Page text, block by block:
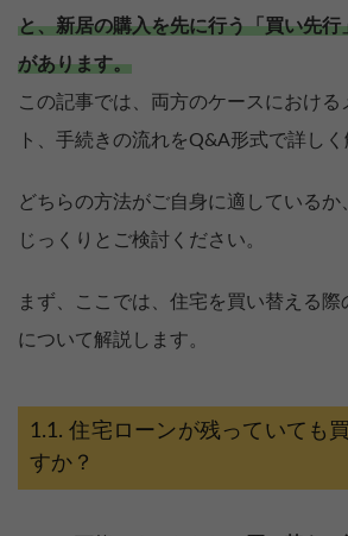
と、新居の購入を先に行う「買い先行
があります。
この記事では、両方のケースにおける
ト、手続きの流れをQ&A形式で詳しく
どちらの方法がご自身に適しているか
じっくりとご検討ください。
まず、ここでは、住宅を買い替える際
について解説します。
住宅ローンが残っていても
すか？